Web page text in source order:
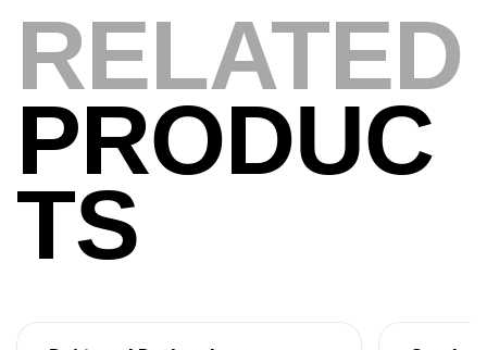
Volant 3 Branches Inox T26S/35
Accastillage bateau Accessoires bateaux
د.ت
Canne Sunset Beachstriker Surf Hybrid
420 Cm 100-250 G
Cannes
RELATED
PRODUC
TS